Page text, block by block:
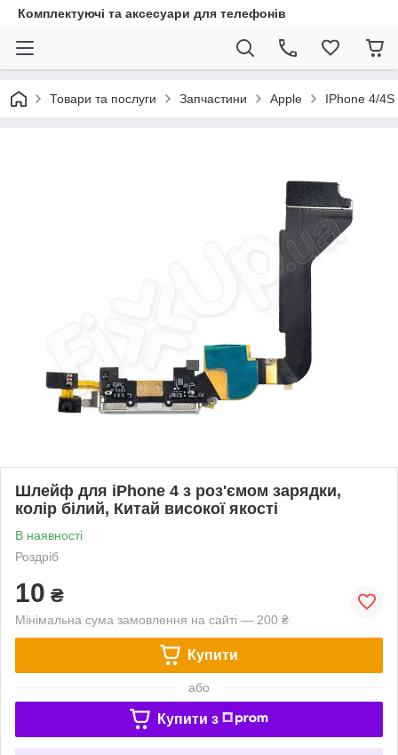
Комплектуючі та аксесуари для телефонів
Товари та послуги Запчастини Apple IPhone 4/4S
Шлейф для iPhone 4 з роз'ємом зарядки,
колір білий, Китай високої якості
В наявності
Роздріб
10 ₴
Мінімальна сума замовлення на сайті — 200 ₴
Купити
або
Купити з